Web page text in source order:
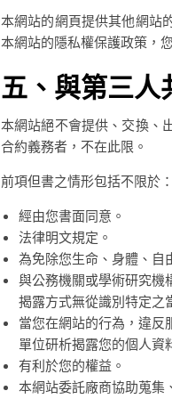
本網站的網頁提供其他網站
本網站的隱私權保護政策，
五、與第三人
本網站絕不會提供、交換、
合約義務者，不在此限。
前項但書之情形包括不限於：
經由您書面同意。
法律明文規定。
為免除您生命、身體、自
與公務機關或學術研究機
揭露方式無從識別特定之
當您在網站的行為，違反
單位研析揭露您的個人資
有利於您的權益。
本網站委託廠商協助蒐集